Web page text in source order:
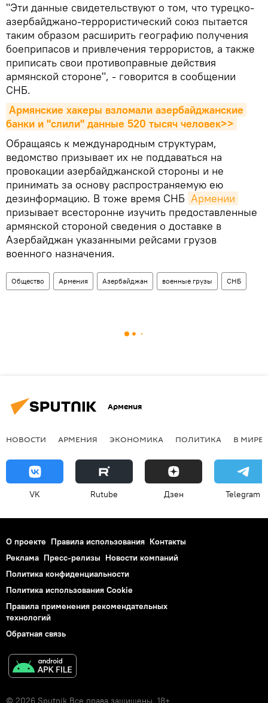
"Эти данные свидетельствуют о том, что турецко-
азербайджано-террористический союз пытается
таким образом расширить географию получения
боеприпасов и привлечения террористов, а также
приписать свои противоправные действия
армянской стороне", - говорится в сообщении
СНБ.
Армянские хакеры взломали азербайджанские
банки и "слили" данные 520 тысяч человек>>
Обращаясь к международным структурам,
ведомство призывает их не поддаваться на
провокации азербайджанской стороны и не
принимать за основу распространяемую ею
дезинформацию. В тоже время СНБ Армении
призывает всесторонне изучить предоставленные
армянской стороной сведения о доставке в
Азербайджан указанными рейсами грузов
военного назначения.
Общество Армения Азербайджан военные грузы СНБ
Армения
НОВОСТИ АРМЕНИЯ ЭКОНОМИКА ПОЛИТИКА В МИРЕ
VK Rutube Дзен Telegram
О проекте Правила использования Контакты
Реклама Пресс-релизы Новости компаний
Политика конфиденциальности
Политика использования Cookie
Правила применения рекомендательных
технологий
Обратная связь
© 2026 Sputnik Все права защищены. 18+